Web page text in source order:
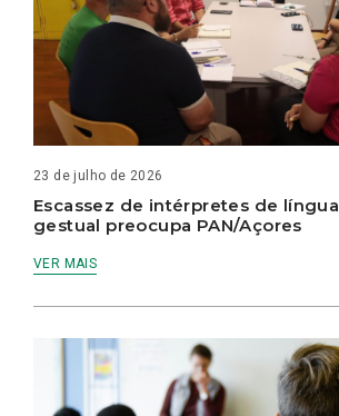
23 de julho de 2026
Escassez de intérpretes de língua
gestual preocupa PAN/Açores
VER MAIS